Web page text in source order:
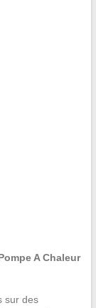
A Chaleur
sur des